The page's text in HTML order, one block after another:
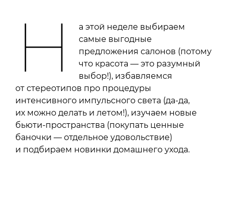
Н
а этой неделе выбираем
самые выгодные
предложения салонов (потому
что красота — это разумный
выбор!), избавляемся
от стереотипов про процедуры
интенсивного импульсного света (да-да,
их можно делать и летом!), изучаем новые
бьюти-пространства (покупать ценные
баночки — отдельное удовольствие)
и подбираем новинки домашнего ухода.